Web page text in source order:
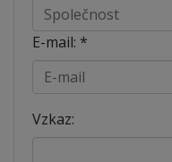
E-mail: *
Vzkaz: